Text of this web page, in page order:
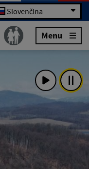
Slovenčina
Menu